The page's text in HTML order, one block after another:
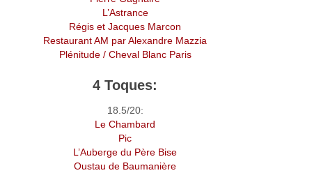
L’Astrance
Régis et Jacques Marcon
Restaurant AM par Alexandre Mazzia
Plénitude / Cheval Blanc Paris
4 Toques:
18.5/20:
Le Chambard
Pic
L’Auberge du Père Bise
Oustau de Baumanière